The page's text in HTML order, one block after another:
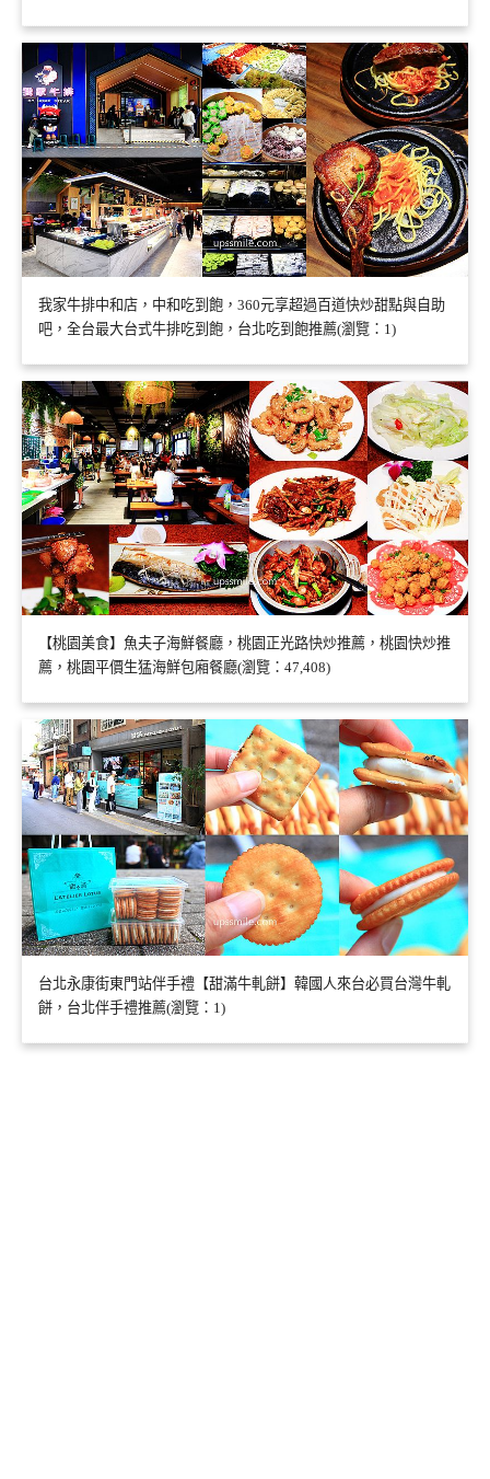
我家牛排中和店，中和吃到飽，360元享超過百道快炒甜點與自助
吧，全台最大台式牛排吃到飽，台北吃到飽推薦(瀏覽：1)
【桃園美食】魚夫子海鮮餐廳，桃園正光路快炒推薦，桃園快炒推
薦，桃園平價生猛海鮮包廂餐廳(瀏覽：47,408)
台北永康街東門站伴手禮【甜滿牛軋餅】韓國人來台必買台灣牛軋
餅，台北伴手禮推薦(瀏覽：1)